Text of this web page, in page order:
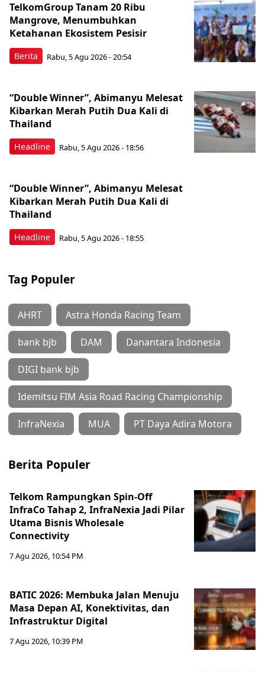
Berita
TelkomGroup Tanam 20 Ribu
Mangrove, Menumbuhkan
Ketahanan Ekosistem Pesisir
Rabu, 5 Agu 2026 - 20:54
Headline
“Double Winner”, Abimanyu Melesat
Kibarkan Merah Putih Dua Kali di
Thailand
Rabu, 5 Agu 2026 - 18:56
Headline
“Double Winner”, Abimanyu Melesat
Kibarkan Merah Putih Dua Kali di
Thailand
Rabu, 5 Agu 2026 - 18:55
Tag Populer
AHRT Astra Honda Racing Team
bank bjb DAM Danantara Indonesia
DIGI bank bjb
Idemitsu FIM Asia Road Racing Championship
InfraNexia MUA PT Daya Adira Motora
Berita Populer
Telkom Rampungkan Spin-Off
InfraCo Tahap 2, InfraNexia Jadi Pilar
Utama Bisnis Wholesale
Connectivity
7 Agu 2026, 10:54 PM
BATIC 2026: Membuka Jalan Menuju
Masa Depan AI, Konektivitas, dan
Infrastruktur Digital
7 Agu 2026, 10:39 PM